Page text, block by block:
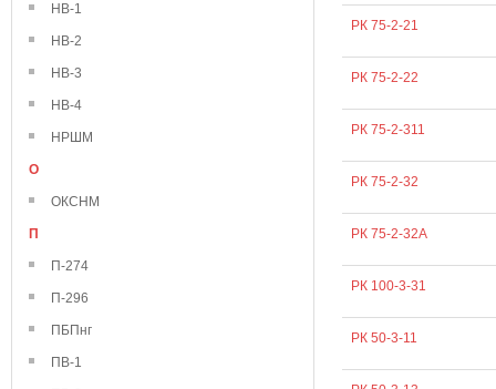
НВ-1
НВ-2
НВ-3
НВ-4
НРШМ
О
ОКСНМ
П
П-274
П-296
ПБПнг
ПВ-1
РК 75-2-21
РК 75-2-22
РК 75-2-311
РК 75-2-32
РК 75-2-32А
РК 100-3-31
РК 50-3-11